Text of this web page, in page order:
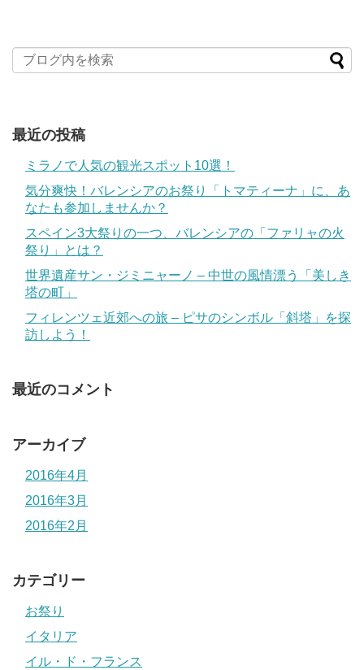
最近の投稿
ミラノで人気の観光スポット10選！
気分爽快！バレンシアのお祭り「トマティーナ」に、あ
なたも参加しませんか？
スペイン3大祭りの一つ、バレンシアの「ファリャの火
祭り」とは？
世界遺産サン・ジミニャーノ – 中世の風情漂う「美しき
塔の町」
フィレンツェ近郊への旅 – ピサのシンボル「斜塔」を探
訪しよう！
最近のコメント
アーカイブ
2016年4月
2016年3月
2016年2月
カテゴリー
お祭り
イタリア
イル・ド・フランス